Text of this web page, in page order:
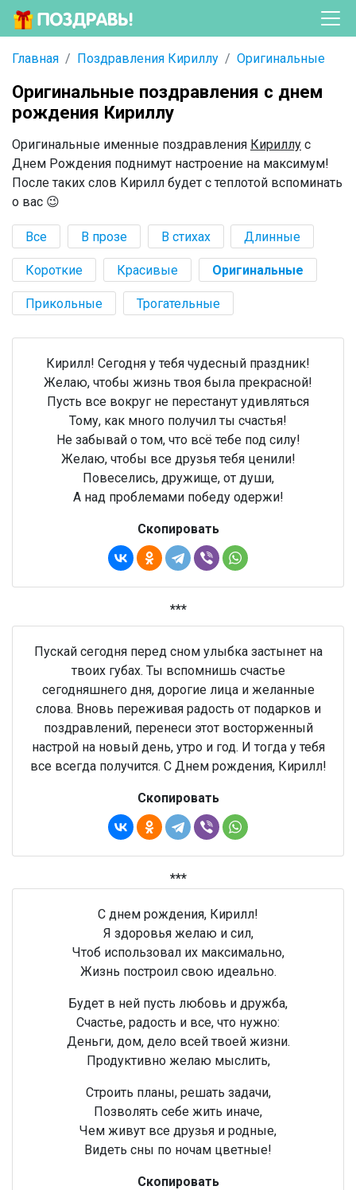
Главная Поздравления Кириллу Оригинальные
Оригинальные поздравления с днем
рождения Кириллу
Оригинальные именные поздравления Кириллу с
Днем Рождения поднимут настроение на максимум!
После таких слов Кирилл будет с теплотой вспоминать
о вас 😉
Все В прозе В стихах Длинные
Короткие Красивые Оригинальные
Прикольные Трогательные
Кирилл! Сегодня у тебя чудесный праздник!
Желаю, чтобы жизнь твоя была прекрасной!
Пусть все вокруг не перестанут удивляться
Тому, как много получил ты счастья!
Не забывай о том, что всё тебе под силу!
Желаю, чтобы все друзья тебя ценили!
Повеселись, дружище, от души,
А над проблемами победу одержи!
Скопировать
***
Пускай сегодня перед сном улыбка застынет на
твоих губах. Ты вспомнишь счастье
сегодняшнего дня, дорогие лица и желанные
слова. Вновь переживая радость от подарков и
поздравлений, перенеси этот восторженный
настрой на новый день, утро и год. И тогда у тебя
все всегда получится. С Днем рождения, Кирилл!
Скопировать
***
С днем рождения, Кирилл!
Я здоровья желаю и сил,
Чтоб использовал их максимально,
Жизнь построил свою идеально.
Будет в ней пусть любовь и дружба,
Счастье, радость и все, что нужно:
Деньги, дом, дело всей твоей жизни.
Продуктивно желаю мыслить,
Строить планы, решать задачи,
Позволять себе жить иначе,
Чем живут все друзья и родные,
Видеть сны по ночам цветные!
Скопировать